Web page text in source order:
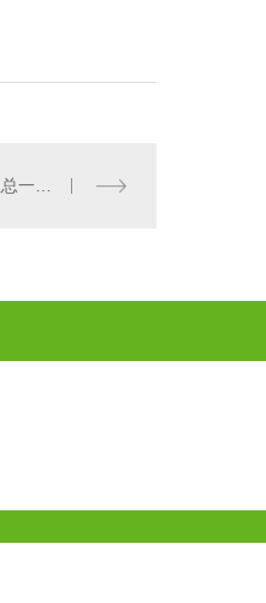
2021年中国先jin环保行业zui新政策汇总一览（图）